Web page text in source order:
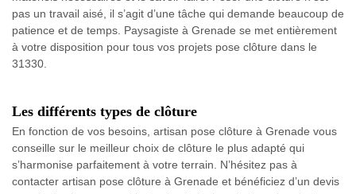
pas un travail aisé, il s’agit d’une tâche qui demande beaucoup de
patience et de temps. Paysagiste à Grenade se met entièrement
à votre disposition pour tous vos projets pose clôture dans le
31330.
Les différents types de clôture
En fonction de vos besoins, artisan pose clôture à Grenade vous
conseille sur le meilleur choix de clôture le plus adapté qui
s’harmonise parfaitement à votre terrain. N’hésitez pas à
contacter artisan pose clôture à Grenade et bénéficiez d’un devis